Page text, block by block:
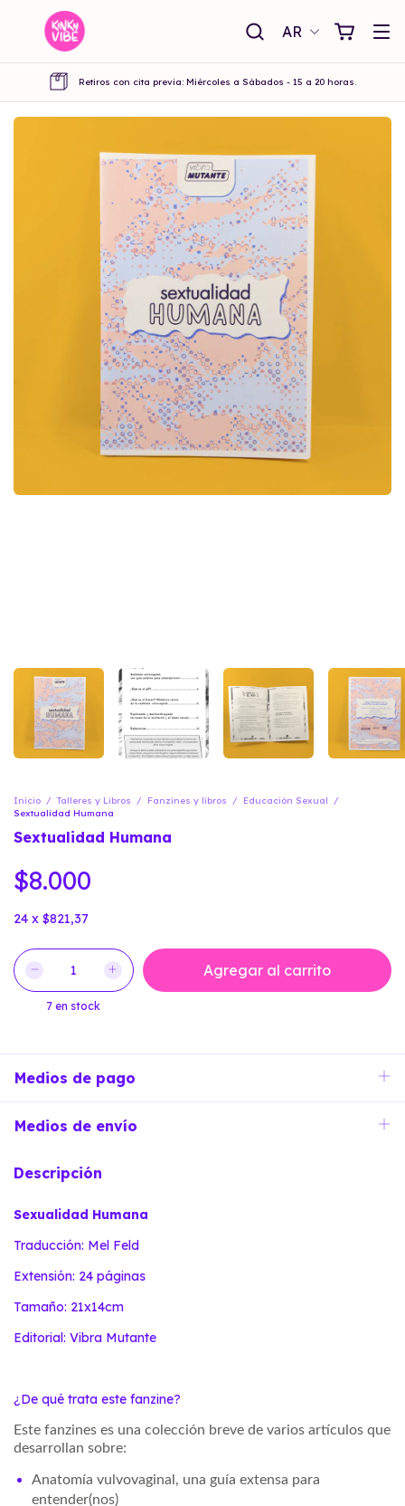
AR
Retiros con cita previa: Miércoles a Sábados - 15 a 20 horas.
Inicio / Talleres y Libros / Fanzines y libros / Educación Sexual
/
Sextualidad Humana
Sextualidad Humana
$8.000
24 x $821,37
7 en stock
Medios de pago
Medios de envío
Descripción
Sexualidad Humana
Traducción: Mel Feld
Extensión: 24 páginas
Tamaño: 21x14cm
Editorial: Vibra Mutante
¿De qué trata este fanzine?
Este fanzines es una colección breve de varios artículos que
desarrollan sobre:
Anatomía vulvovaginal, una guía extensa para
entender(nos)